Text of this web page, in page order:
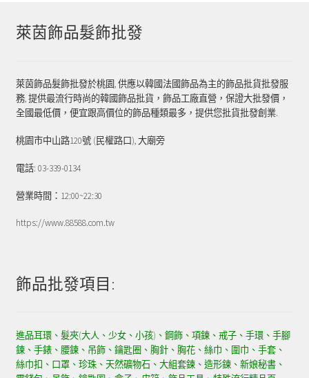
萊茵飾品髮飾批發
萊茵飾品髮飾批發於桃園, 供應以韓國法國飾品為主的飾品批貨批發服
務, 提供最流行時尚的韓國飾品批貨，飾品工廠直營，保證大批發價，
全國最低價，便宜跟高價位的飾品種類最多，提供您批貨批發創業.
桃園市中山路120號 (民權路口), 大廟旁
電話: 03-339-0134
營業時間：12:00~22:30
https://www.88588.com.tw
飾品批發項目:
進品耳環、髮夾(大人、少女、小孩)、鋼飾、項鍊、戒子、手環、手腳
鍊、手錶、腰鍊、吊飾、鑰匙圈、胸針、胸花、絲巾、圍巾、手套、
絲巾扣、口罩、珍珠、天然礦物石、大組套鍊、造形鍊、新娘秘書、